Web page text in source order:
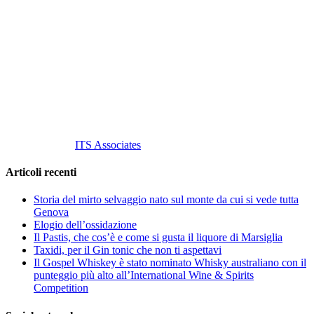
ITS Associates
Articoli recenti
Storia del mirto selvaggio nato sul monte da cui si vede tutta
Genova
Elogio dell’ossidazione
Il Pastis, che cos’è e come si gusta il liquore di Marsiglia
Taxidi, per il Gin tonic che non ti aspettavi
Il Gospel Whiskey è stato nominato Whisky australiano con il
punteggio più alto all’International Wine & Spirits
Competition